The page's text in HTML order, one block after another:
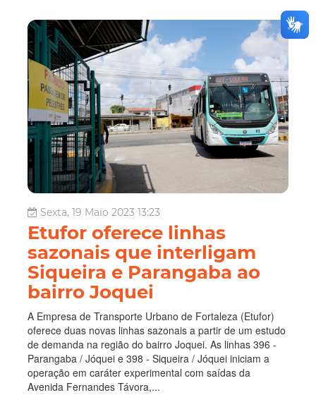
Sexta, 19 Maio 2023 13:23
Etufor oferece linhas
sazonais que interligam
Siqueira e Parangaba ao
bairro Joquei
A Empresa de Transporte Urbano de Fortaleza (Etufor)
oferece duas novas linhas sazonais a partir de um estudo
de demanda na região do bairro Joquei. As linhas 396 -
Parangaba / Jóquei e 398 - Siqueira / Jóquei iniciam a
operação em caráter experimental com saídas da
Avenida Fernandes Távora,...